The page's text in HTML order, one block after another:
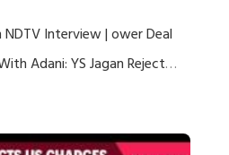
NDTV Interview | ower Deal
Adani: YS Jagan Rejects